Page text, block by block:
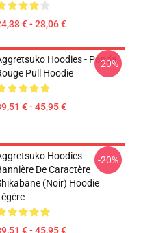
€ - 28,06 €
Hoodies - Panda
Pull Hoodie
€ - 45,95 €
-20%
Hoodies -
De Caractère
(noir) Hoodie
€ - 45,95 €
-20%